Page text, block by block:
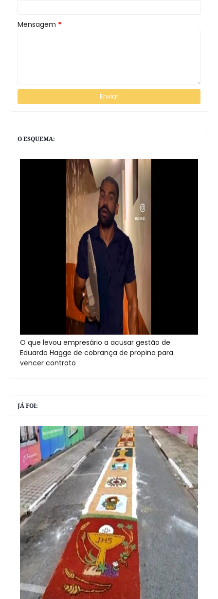
Mensagem *
O ESQUEMA:
O que levou empresário a acusar gestão de
Eduardo Hagge de cobrança de propina para
vencer contrato
JÁ FOI: